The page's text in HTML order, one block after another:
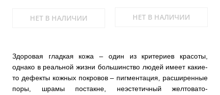
НЕТ В НАЛИЧИИ НЕТ В НАЛИЧИИ
Здоровая гладкая кожа – один из критериев красоты,
однако в реальной жизни большинство людей имеет какие-
то дефекты кожных покровов – пигментация, расширенные
поры, шрамы постакне, неэстетичный желтовато-